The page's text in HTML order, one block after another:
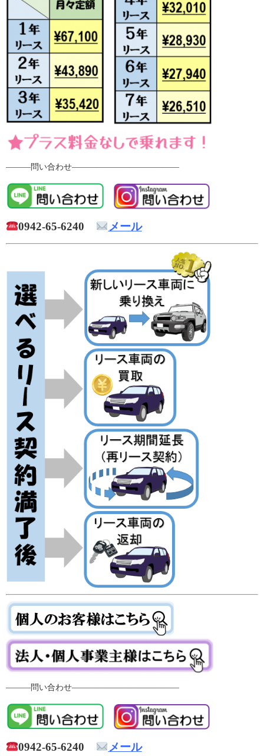
―――問い合わせ―――――――――――――
0942-65-6240 メール
―――問い合わせ―――――――――――――
0942-65-6240 メール